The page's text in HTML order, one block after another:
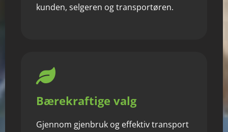
kunden, selgeren og transportøren.
Bærekraftige valg
Gjennom gjenbruk og effektiv transport